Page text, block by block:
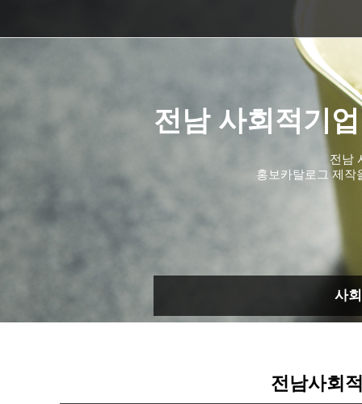
전남 사회적기
전남
홍보카탈로그 제작
사
전남사회